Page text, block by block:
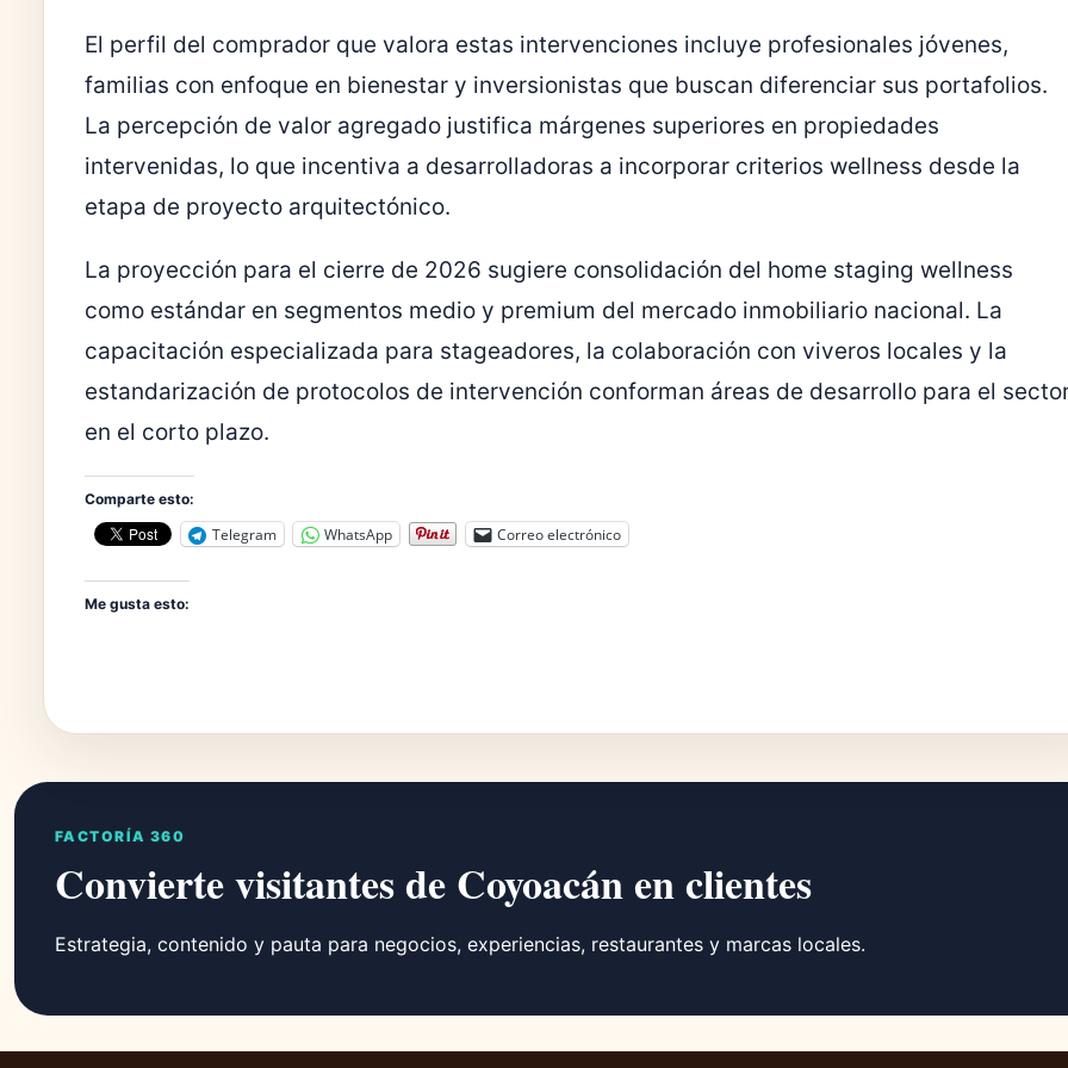
El perfil del comprador que valora estas intervenciones incluye profesionales jóvenes,
familias con enfoque en bienestar y inversionistas que buscan diferenciar sus portafolios.
La percepción de valor agregado justifica márgenes superiores en propiedades
intervenidas, lo que incentiva a desarrolladoras a incorporar criterios wellness desde la
etapa de proyecto arquitectónico.
La proyección para el cierre de 2026 sugiere consolidación del home staging wellness
como estándar en segmentos medio y premium del mercado inmobiliario nacional. La
capacitación especializada para stageadores, la colaboración con viveros locales y la
estandarización de protocolos de intervención conforman áreas de desarrollo para el
en el corto plazo.
Comparte esto:
Telegram WhatsApp Correo electrónico
Me gusta esto:
FACTORÍA 360
Convierte visitantes de Coyoacán en clientes
Estrategia, contenido y pauta para negocios, experiencias, restaurantes y marcas locales.